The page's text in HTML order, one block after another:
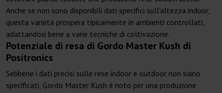
Anche se non sono disponibili dati specifici sull'altezza indoor,
questa varietà prospera tipicamente in ambienti controllati,
adattandosi bene a varie tecniche di coltivazione.
Potenziale di resa di Gordo Master Kush di
Positronics
Sebbene i dati precisi sulle rese indoor e outdoor non siano
specificati, Gordo Master Kush è noto per una produzione